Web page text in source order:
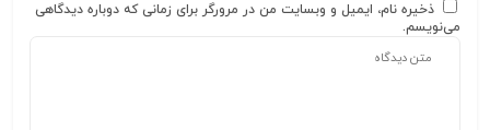
ذخیره نام، ایمیل و وبسایت من در مرورگر برای زمانی که دوباره دیدگاهی
می‌نویسم.